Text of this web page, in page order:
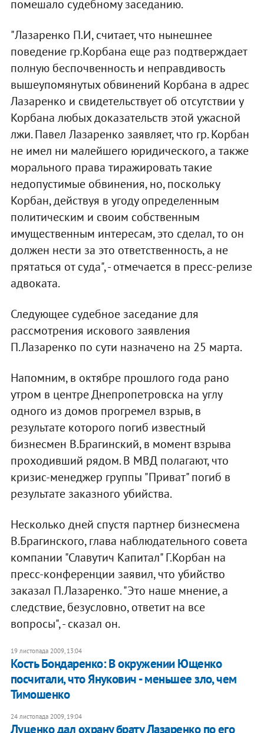
помешало судебному заседанию.
"Лазаренко П.И, считает, что нынешнее
поведение гр.Корбана еще раз подтверждает
полную беспочвенность и неправдивость
вышеупомянутых обвинений Корбана в адрес
Лазаренко и свидетельствует об отсутствии у
Корбана любых доказательств этой ужасной
лжи. Павел Лазаренко заявляет, что гр. Корбан
не имел ни малейшего юридического, а также
морального права тиражировать такие
недопустимые обвинения, но, поскольку
Корбан, действуя в угоду определенным
политическим и своим собственным
имущественным интересам, это сделал, то он
должен нести за это ответственность, а не
прятаться от суда", - отмечается в пресс-релизе
адвоката.
Следующее судебное заседание для
рассмотрения искового заявления
П.Лазаренко по сути назначено на 25 марта.
Напомним, в октябре прошлого года рано
утром в центре Днепропетровска на углу
одного из домов прогремел взрыв, в
результате которого погиб известный
бизнесмен В.Брагинский, в момент взрыва
проходивший рядом. В МВД полагают, что
кризис-менеджер группы "Приват" погиб в
результате заказного убийства.
Несколько дней спустя партнер бизнесмена
В.Брагинского, глава наблюдательного совета
компании "Славутич Капитал" Г.Корбан на
пресс-конференции заявил, что убийство
заказал П.Лазаренко. "Это наше мнение, а
следствие, безусловно, ответит на все
вопросы", - сказал он.
19 листопада 2009, 13:04
Кость Бондаренко: В окружении Ющенко
посчитали, что Янукович - меньшее зло, чем
Тимошенко
24 листопада 2009, 19:04
Луценко дал охрану брату Лазаренко по его